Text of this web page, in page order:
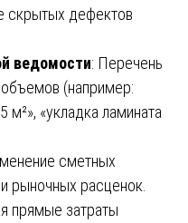
скрытых дефектов
ведомости: Перечень
(например:
«укладка ламината
сметных
рыночных расценок.
прямые затраты